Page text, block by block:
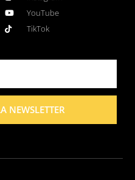
YouTube
TikTok
NEWSLETTER